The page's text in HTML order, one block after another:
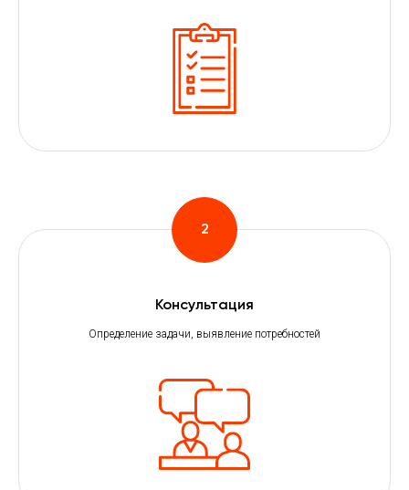
Консультация
Определение задачи, выявление потребностей